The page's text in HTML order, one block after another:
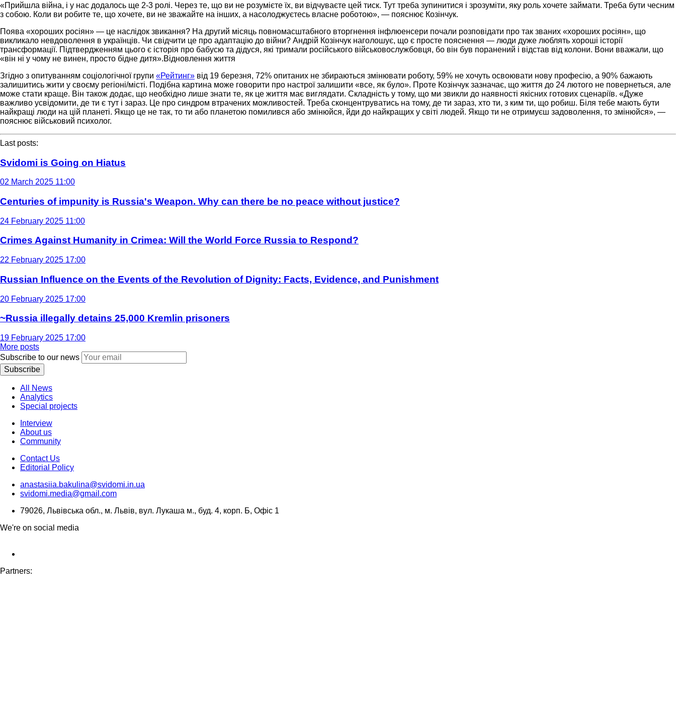
«Прийшла війна, і у нас додалось ще 2-3 ролі. Через те, що ви не розумієте їх, ви відчуваєте цей тиск. Тут треба зупинитися і зрозуміти, яку роль хочете займати. Треба бути чесним
з собою. Коли ви робите те, що хочете, ви не зважайте на інших, а насолоджуєтесь власне роботою», — пояснює Козінчук.
Поява «хороших росіян» — це наслідок звикання? На другий місяць повномасштабного вторгнення інфлюенсери почали розповідати про так званих «хороших росіян», що
викликало невдоволення в українців. Чи свідчити це про адаптацію до війни? Андрій Козінчук наголошує, що є просте пояснення — люди дуже люблять хороші історії
трансформації. Підтвердженням цього є історія про бабусю та дідуся, які тримали російського військовослужбовця, бо він був поранений і відстав від колони. Вони вважали, що
«він ні у чому не винен, просто бідне дитя».Відновлення життя
Згідно з опитуванням соціологічної групи «Рейтинг» від 19 березня, 72% опитаних не збираються змінювати роботу, 59% не хочуть освоювати нову професію, а 90% бажають
залишитись жити у своєму регіоні/місті. Подібна картина може говорити про настрої залишити «все, як було». Проте Козінчук зазначає, що життя до 24 лютого не повернеться, але
може стати краще. Він також додає, що необхідно лише знати те, як це життя має виглядати. Складність у тому, що ми звикли до наявності якісних готових сценаріїв. «Дуже
важливо усвідомити, де ти є тут і зараз. Це про синдром втрачених можливостей. Треба сконцентруватись на тому, де ти зараз, хто ти, з ким ти, що робиш. Біля тебе мають бути
найкращі люди на цій планеті. Якщо це не так, то ти або планетою помилився або змінюйся, йди до найкращих у світі людей. Якщо ти не отримуєш задоволення, то змінюйся», —
пояснює військовий психолог.
Last posts:
Svidomi is Going on Hiatus
02 March 2025 11:00
Centuries of impunity is Russia's Weapon. Why can there be no peace without justice?
24 February 2025 11:00
Crimes Against Humanity in Crimea: Will the World Force Russia to Respond?
22 February 2025 17:00
Russian Influence on the Events of the Revolution of Dignity: Facts, Evidence, and Punishment
20 February 2025 17:00
~Russia illegally detains 25,000 Kremlin prisoners
19 February 2025 17:00
More posts
Subscribe to our news
Subscribe
All News
Analytics
Special projects
Interview
About us
Community
Contact Us
Editorial Policy
anastasiia.bakulina@svidomi.in.ua
svidomi.media@gmail.com
79026, Львівська обл., м. Львів, вул. Лукаша м., буд. 4, корп. Б, Офіс 1
We're on social media
Partners: